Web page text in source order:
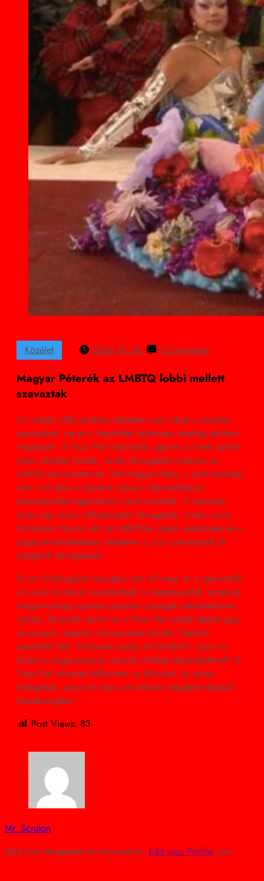
Közélet 2024.10.30. 0 Comments
Magyar Péterék az LMBTQ lobbi mellett
szavaztak
Az utóbbi idők politikai életében nem ritkák a váratlan
szavazatok, de ez a legutóbbi fejlemény tényleg sokakat
meglepett. A Tisza Párt képviselői ugyanis a hírek szerint
olyan döntést hoztak, amely támogatást nyújtana az
LMBTQ-szervezeteknek. Bár Magyar Péter, a párt vezetője,
nem volt jelen a plenáris ülésen, képviselőtársai
szavazataikkal egyértelmű irányt mutattak. A szavazás
során egy olyan előterjesztést támogattak, amely uniós
forrásokat irányoz elő az LMBTIQ+ jogok védelmére és e
jogok elismertetésére, beleértve a civil szervezetek és
újságírók támogatását.
Ez az állásfoglalás azonban nem áll meg itt: a képviselők
az uniós források visszatartását is megszavazták, amellyel
Magyarország számára jelentős összegek elérhetetlenné
válnak. Elemzők szerint ez a Tisza Párt újabb lépése egy,
az európai néppárti irányvonalat követő, liberális
szemlélet felé. Kritikusok pedig azt kérdezik: vajon mi
történt a hagyományos nemzeti értékek képviseletével? A
Tisza Párt döntése felkavarta az állóvizet, és sokan
találgatják, vajon mi lesz a következő meglepő lépésük
Strasbourgban.”
Post Views: 83
Mr. Scruton
Add your Biographical Information. Edit your Profile now.